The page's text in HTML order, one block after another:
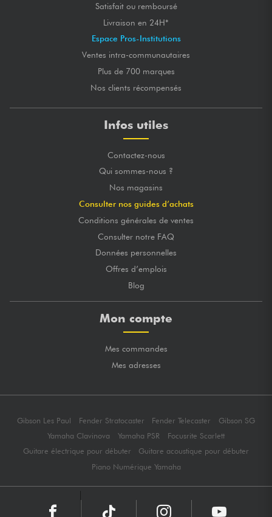
Satisfait ou remboursé
Livraison en 24H*
Espace Pros-Institutions
Ventes intra-communautaires
Plus de 700 marques
Nos clients récompensés
Infos utiles
Contactez-nous
Qui sommes-nous ?
Nos magasins
Consulter nos guides d’achats
Conditions générales de ventes
Consulter notre FAQ
Données personnelles
Offres d’emplois
Blog
Mon compte
Mes commandes
Mes adresses
Gibson Les Paul Fender Stratocaster Fender Telecaster
Gibson SG
Yamaha Clavinova
Yamaha PSR
Focusrite Scarlett
Guitare électrique pour débuter
Guitare acoustique pour débuter
Piano Numérique Yamaha